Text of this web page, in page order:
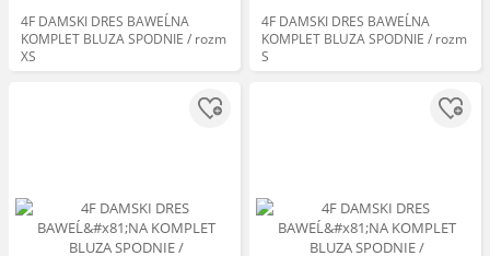
4F DAMSKI DRES BAWEĹNA
KOMPLET BLUZA SPODNIE / rozm
XS
4F DAMSKI DRES BAWEĹNA
KOMPLET BLUZA SPODNIE / rozm
S